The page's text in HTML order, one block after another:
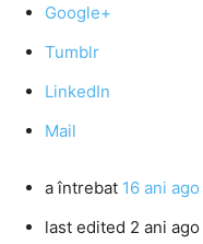
Google+
Tumblr
LinkedIn
Mail
a întrebat 16 ani ago
last edited 2 ani ago